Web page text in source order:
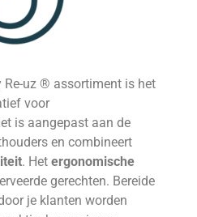
Re-uz ® assortiment is het
voor
is aangepast aan de
en combineert
. Het ergonomische
gerechten. Bereide
je klanten worden